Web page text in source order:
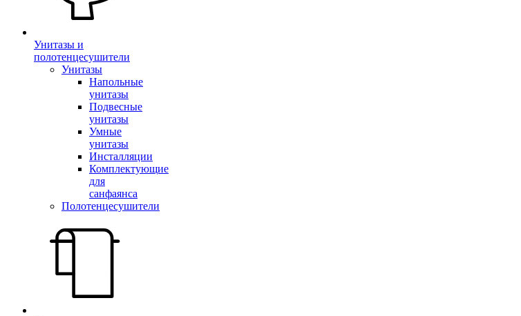
Унитазы и
полотенцесушители
Унитазы
Напольные
унитазы
Подвесные
унитазы
Умные
унитазы
Инсталляции
Комплектующие
для
санфаянса
Полотенцесушители